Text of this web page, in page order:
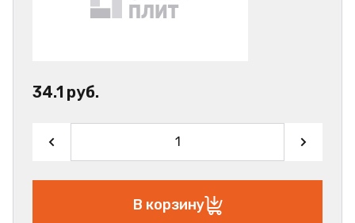
34.1 руб.
В корзину